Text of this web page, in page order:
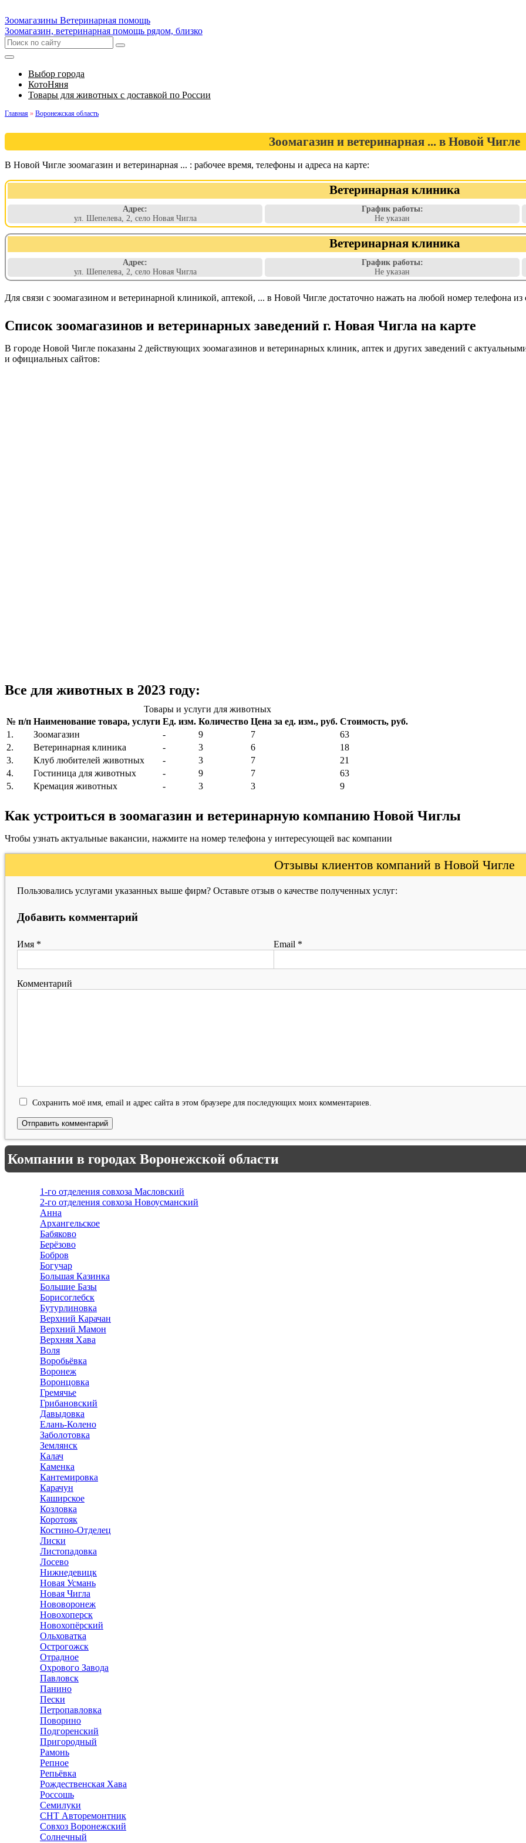
Зоомагазины Ветеринарная помощь
Зоомагазин, ветеринарная помощь рядом, близко
Выбор города
КотоНяня
Товары для животных с доставкой по России
Главная » Воронежская область
Зоомагазин и ветеринарная ... в Новой Чигле
В Новой Чигле зоомагазин и ветеринарная ... : рабочее время, телефоны и адреса на карте:
Ветеринарная клиника
Адрес:
ул. Шепелева, 2, село Новая Чигла
График работы:
Не указан
Ветеринарная клиника
Адрес:
ул. Шепелева, 2, село Новая Чигла
График работы:
Не указан
Для связи с зоомагазином и ветеринарной клиникой, аптекой, ... в Новой Чигле достаточно нажать на любой номер телефона из
Список зоомагазинов и ветеринарных заведений г. Новая Чигла на карте
В городе Новой Чигле показаны 2 действующих зоомагазинов и ветеринарных клиник, аптек и других заведений с
и официальных сайтов:
Все для животных в 2023 году:
Товары и услуги для животных
№ п/п Наименование товара, услуги Ед. изм. Количество Цена за ед. изм., руб. Стоимость, руб.
1.
Зоомагазин - 9 7
63
2.
Ветеринарная клиника - 3 6
18
3.
Клуб любителей животных - 3 7
21
4.
Гостиница для животных - 9 7
63
5.
Кремация животных - 3 3 9
Как устроиться в зоомагазин и ветеринарную компанию Новой Чиглы
Чтобы узнать актуальные вакансии, нажмите на номер телефона у интересующей вас компании
Отзывы клиентов компаний в Новой Чигле
Пользовались услугами указанных выше фирм? Оставьте отзыв о качестве полученных услуг:
Добавить комментарий
Имя * Email *
Комментарий
Сохранить моё имя, email и адрес сайта в этом браузере для последующих моих комментариев.
Компании в городах Воронежской области
1-го отделения совхоза Масловский
2-го отделения совхоза Новоусманский
Анна
Архангельское
Бабяково
Берёзово
Бобров
Богучар
Большая Казинка
Большие Базы
Борисоглебск
Бутурлиновка
Верхний Карачан
Верхний Мамон
Верхняя Хава
Воля
Воробьёвка
Воронеж
Воронцовка
Гремячье
Грибановский
Давыдовка
Елань-Колено
Заболотовка
Землянск
Калач
Каменка
Кантемировка
Карачун
Каширское
Козловка
Коротояк
Костино-Отделец
Лиски
Листопадовка
Лосево
Нижнедевицк
Новая Усмань
Новая Чигла
Нововоронеж
Новохоперск
Новохопёрский
Ольховатка
Острогожск
Отрадное
Охрового Завода
Павловск
Панино
Пески
Петропавловка
Поворино
Подгоренский
Пригородный
Рамонь
Репное
Репьёвка
Рождественская Хава
Россошь
Семилуки
СНТ Авторемонтник
Совхоз Воронежский
Солнечный